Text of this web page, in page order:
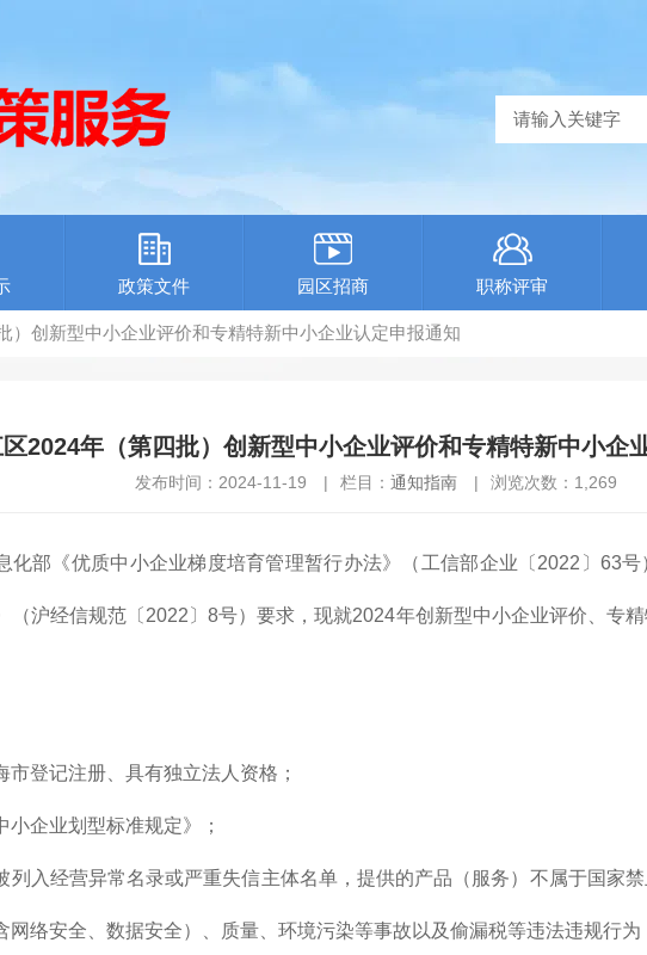
政策文件 园区招商 职称评审
）创新型中小企业评价和专精特新中小企业认定申报通知
2024年（第四批）创新型中小企业评价和专精特新中小企
发布时间：2024-11-19 | 栏目： 通知指南 | 浏览次数： 1,269
化部《优质中小企业梯度培育管理暂行办法》（工信部企业〔2022〕63
（沪经信规范〔2022〕8号）要求，现就2024年创新型中小企业评价、专
市登记注册、具有独立法人资格；
小企业划型标准规定》；
列入经营异常名录或严重失信主体名单，提供的产品（服务）不属于国家
网络安全、数据安全）、质量、环境污染等事故以及偷漏税等违法违规行为